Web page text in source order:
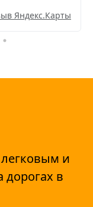
Яндекс.Карты
и
в